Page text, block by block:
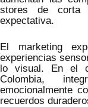
stores de corta
expectativa.
El marketing
experiencias
lo visual. En el
Colombia,
emocionalmente
recuerdos